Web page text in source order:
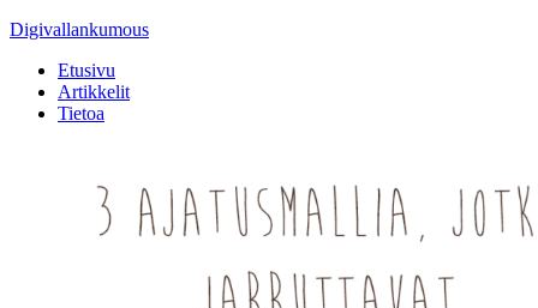
Digivallankumous
Etusivu
Artikkelit
Tietoa